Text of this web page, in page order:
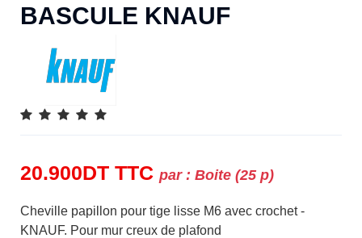
BASCULE KNAUF
20.900DT TTC par : Boite (25 p)
Cheville papillon pour tige lisse M6 avec crochet -
KNAUF. Pour mur creux de plafond